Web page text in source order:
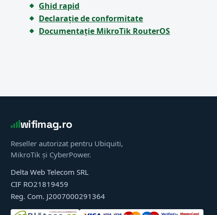
Ghid rapid
Declarație de conformitate
Documentație MikroTik RouterOS
wifimag.ro
Reseller autorizat pentru Ubiquiti,
MikroTik și CyberPower.
Delta Web Telecom SRL
CIF RO21819459
Reg. Com. J2007000291364